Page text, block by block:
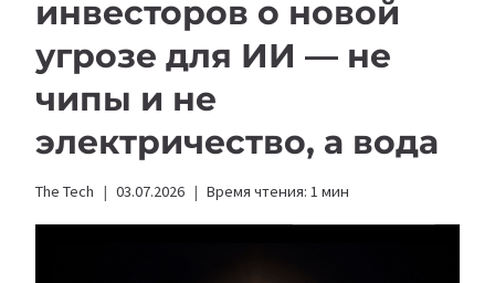
инвесторов о новой
угрозе для ИИ — не
чипы и не
электричество, а вода
The Tech 03.07.2026 Время чтения: 1 мин